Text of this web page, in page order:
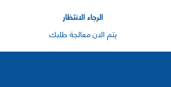
الرجاء الانتظار
يتم الان معالجة طلبك